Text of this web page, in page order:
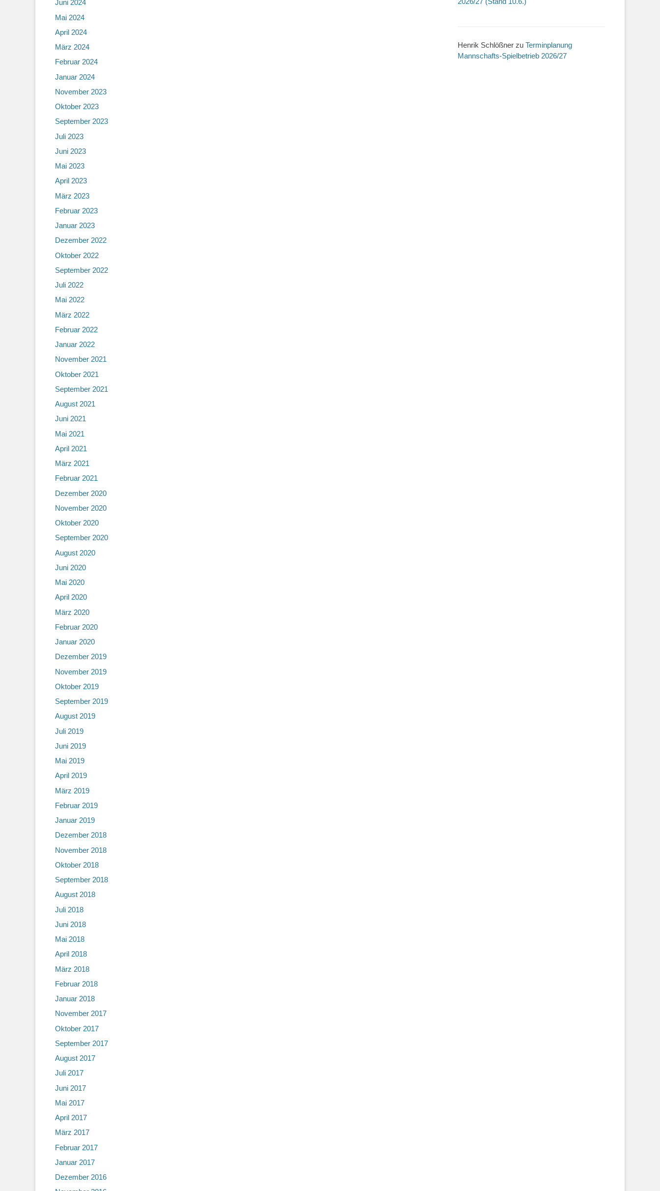
Henrik Schlößner zu Terminplanung
Mannschafts-Spielbetrieb 2026/27
Juni 2024
Mai 2024
April 2024
März 2024
Februar 2024
Januar 2024
November 2023
Oktober 2023
September 2023
Juli 2023
Juni 2023
Mai 2023
April 2023
März 2023
Februar 2023
Januar 2023
Dezember 2022
Oktober 2022
September 2022
Juli 2022
Mai 2022
März 2022
Februar 2022
Januar 2022
November 2021
Oktober 2021
September 2021
August 2021
Juni 2021
Mai 2021
April 2021
März 2021
Februar 2021
Dezember 2020
November 2020
Oktober 2020
September 2020
August 2020
Juni 2020
Mai 2020
April 2020
März 2020
Februar 2020
Januar 2020
Dezember 2019
November 2019
Oktober 2019
September 2019
August 2019
Juli 2019
Juni 2019
Mai 2019
April 2019
März 2019
Februar 2019
Januar 2019
Dezember 2018
November 2018
Oktober 2018
September 2018
August 2018
Juli 2018
Juni 2018
Mai 2018
April 2018
März 2018
Februar 2018
Januar 2018
November 2017
Oktober 2017
September 2017
August 2017
Juli 2017
Juni 2017
Mai 2017
April 2017
März 2017
Februar 2017
Januar 2017
Dezember 2016